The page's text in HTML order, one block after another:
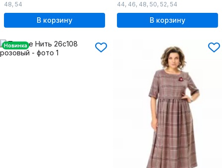
48, 54
В корзину
44, 46, 48, 50, 52, 54
В корзину
Новинка